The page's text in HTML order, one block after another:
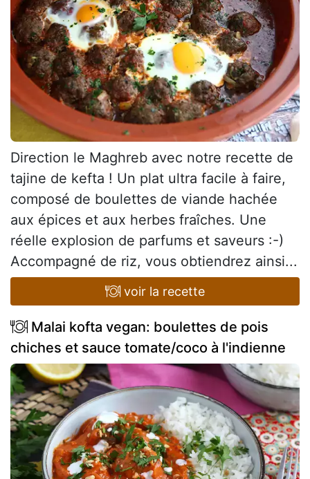
Direction le Maghreb avec notre recette de
tajine de kefta ! Un plat ultra facile à faire,
composé de boulettes de viande hachée
aux épices et aux herbes fraîches. Une
réelle explosion de parfums et saveurs :-)
Accompagné de riz, vous obtiendrez ainsi...
voir la recette
Malai kofta vegan: boulettes de pois
chiches et sauce tomate/coco à l'indienne